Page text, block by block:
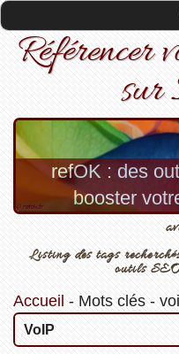
Référencer
sur
refOK : des
booster
Listing des tags
outils
Accueil - Mots clés-
VoIP